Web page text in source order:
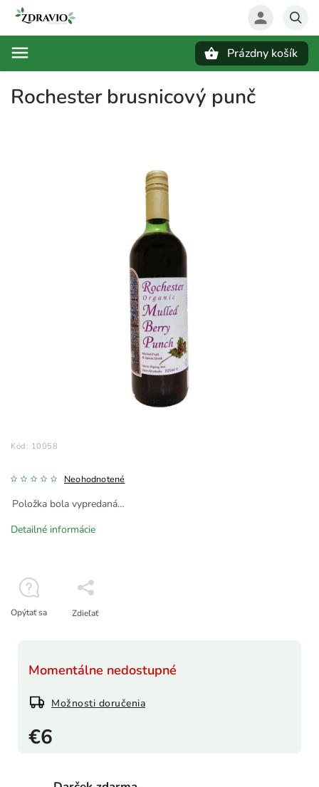
Prázdny košík
Rochester brusnicový punč
Kód: 10058
Neohodnotené
€6
Momentálne nedostupné
Možnosti doručenia
Položka bola vypredaná…
Detailné informácie
Opýtať sa Zdieľať